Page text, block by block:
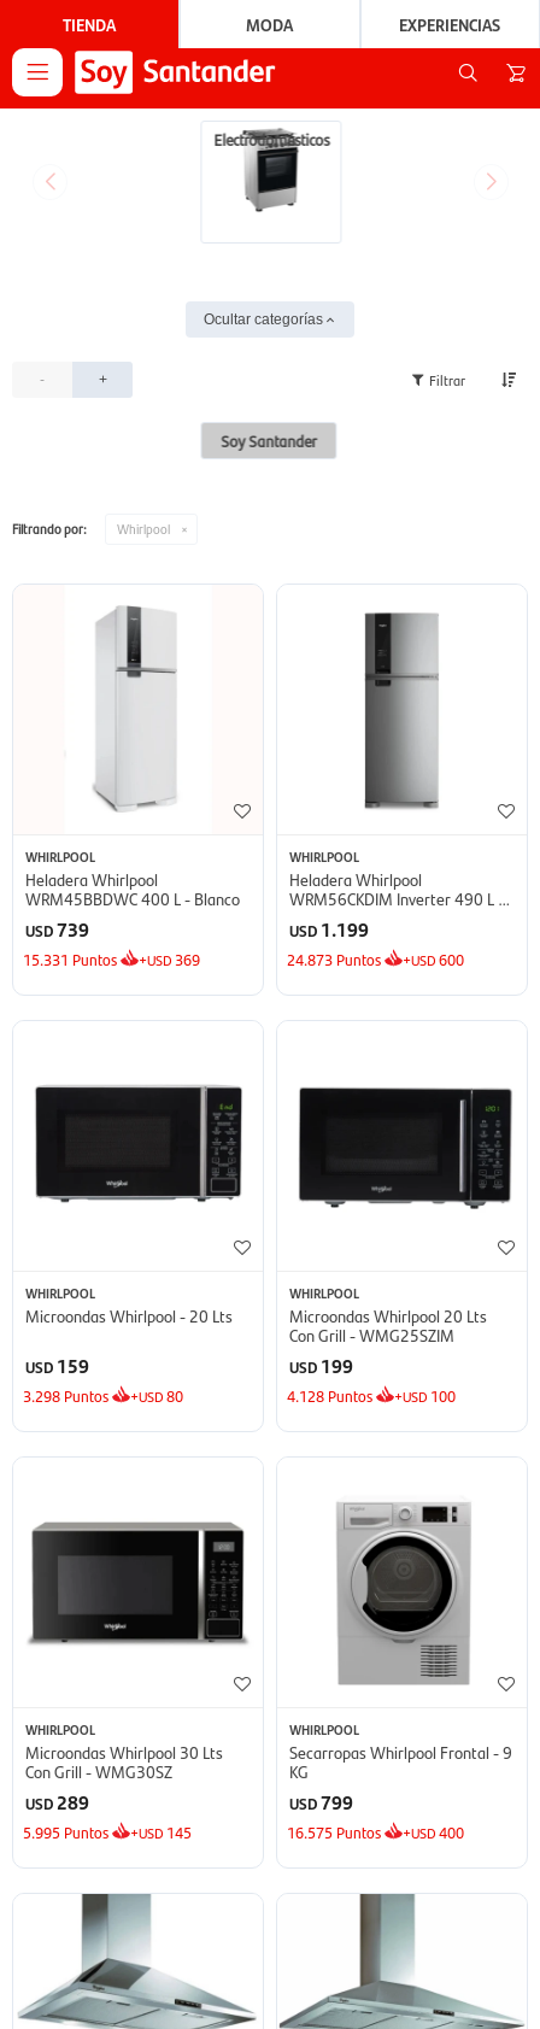
TIENDA MODA EXPERIENCIAS

Electrodomésticos
Ocultar categorías
- +
Soy Santander
Filtrando por: Whirlpool
WHIRLPOOL
Heladera Whirlpool
WRM45BBDWC 400 L - Blanco
USD739
15.331 Puntos +USD 369
WHIRLPOOL
Heladera Whirlpool
WRM56CKDIM Inverter 490 L -
USD 1.199
24.873 Puntos +USD600
WHIRLPOOL
Microondas Whirlpool - 20 Lts
USD 159
3.298 Puntos +USD80
WHIRLPOOL
Microondas Whirlpool 20 Lts
Con Grill - WMG25SZIM
USD 199
4.128 Puntos +USD 100
WHIRLPOOL
Microondas Whirlpool 30 Lts
Con Grill - WMG30SZ
USD 289
5.995 Puntos +USD 145
WHIRLPOOL
Secarropas Whirlpool Frontal - 9
KG
USD799
16.575 Puntos +USD400